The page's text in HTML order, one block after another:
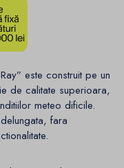
este construit pe un
de calitate superioara,
meteo dificile.
fara